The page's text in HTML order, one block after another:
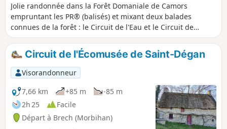
Jolie randonnée dans la Forêt Domaniale de Camors
empruntant les PR® (balisés) et mixant deux balades
connues de la forêt : le Circuit de l'Eau et le Circuit de
l'Étoile. Presque toujours à l'ombre des arbres, elle est
idéale lors des fortes chaleurs. Profitez de ces multiples
petits plans d'eau, ruisseaux, fontaines, menhirs qui
décorent cette belle vallée des Korrigans !
Circuit de l'Écomusée de Saint-Dégan
Visorandonneur
7,66 km
+85 m
-85 m
2h 25
Facile
Départ à Brech (Morbihan)